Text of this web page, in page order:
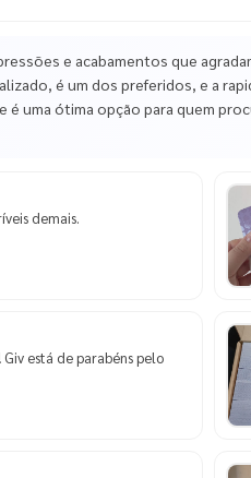
e acabamentos que
é um dos preferidos, e a
uma ótima opção para quem
demais.
está de parabéns pelo